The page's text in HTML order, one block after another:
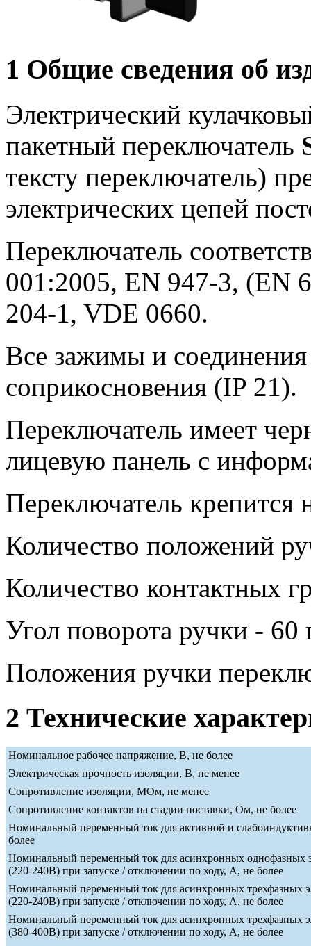
1 Общие сведения об
Электрический
пакетный переключатель
тексту переключатель)
электрических цепей
Переключатель
001:2005, EN 947-3, (EN
204-1, VDE 0660.
Все зажимы и
соприкосновения (IP 21).
Переключатель имеет
лицевую панель с
Переключатель
Количество положений
Количество контактных
Угол поворота ручки - 60
Положения ручки
2 Технические
Номинальное рабочее напряжение, В, не более
Электрическая прочность изоляции, В, не менее
Сопротивление изоляции, МОм, не менее
Сопротивление контактов на стадии поставки, Ом, не более
Номинальный переменный ток для активной и
более
Номинальный переменный ток для асинхронных однофазных
(220-240В) при запуске / отключении по ходу, А, не более
Номинальный переменный ток для асинхронных трехфазных
(220-240В) при запуске / отключении по ходу, А, не более
Номинальный переменный ток для асинхронных трехфазных
(380-400В) при запуске / отключении по ходу, А, не более